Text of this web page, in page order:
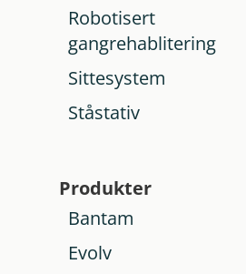
Robotisert
gangrehablitering
Sittesystem
Ståstativ
Produkter
Bantam
Evolv